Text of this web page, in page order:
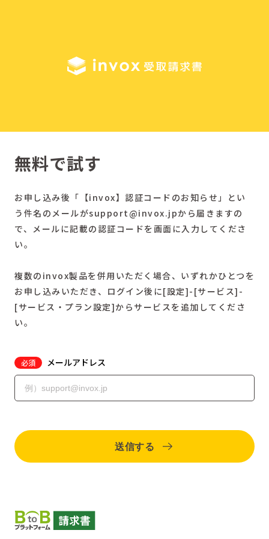
無料で試す
お申し込み後「【invox】認証コードのお知らせ」とい
う件名のメールがsupport@invox.jpから届きますの
で、メールに記載の認証コードを画面に入力してくださ
い。
複数のinvox製品を併用いただく場合、いずれかひとつを
お申し込みいただき、ログイン後に[設定]-[サービス]-
[サービス・プラン設定]からサービスを追加してくださ
い。
必須 メールアドレス
送信する